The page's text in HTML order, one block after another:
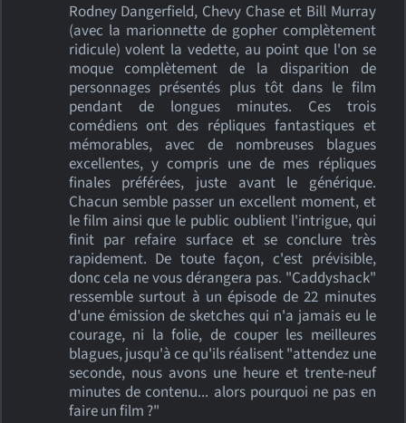
Rodney Dangerfield, Chevy Chase et Bill Murray
(avec la marionnette de gopher complètement
ridicule) volent la vedette, au point que l'on se
moque complètement de la disparition de
personnages présentés plus tôt dans le film
pendant de longues minutes. Ces trois
comédiens ont des répliques fantastiques et
mémorables, avec de nombreuses blagues
excellentes, y compris une de mes répliques
finales préférées, juste avant le générique.
Chacun semble passer un excellent moment, et
le film ainsi que le public oublient l'intrigue, qui
finit par refaire surface et se conclure très
rapidement. De toute façon, c'est prévisible,
donc cela ne vous dérangera pas. "Caddyshack"
ressemble surtout à un épisode de 22 minutes
d'une émission de sketches qui n'a jamais eu le
courage, ni la folie, de couper les meilleures
blagues, jusqu'à ce qu'ils réalisent "attendez une
seconde, nous avons une heure et trente-neuf
minutes de contenu... alors pourquoi ne pas en
faire un film ?"